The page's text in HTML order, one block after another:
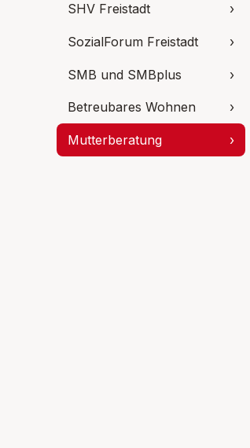
SHV Freistadt ›
SozialForum Freistadt ›
SMB und SMBplus ›
Betreubares Wohnen ›
Mutterberatung ›